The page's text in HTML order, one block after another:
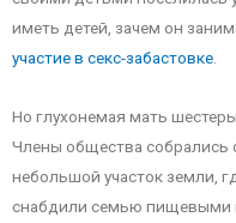
иметь детей, зачем он
участие в секс-забастовке
Но глухонемая мать
Члены общества
небольшой участок земли,
снабдили семью пищевыми